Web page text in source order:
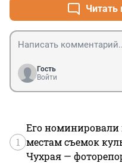
Читать
Гость
Войти
1
Его номинировали
местам съемок
Чухрая —